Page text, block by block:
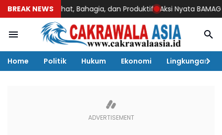
BREAK NEWS
Sehat, Bahagia, dan Produktif Aksi Nyata BAMAG LKKI Bali
Home Politik Hukum Ekonomi Lingkungan